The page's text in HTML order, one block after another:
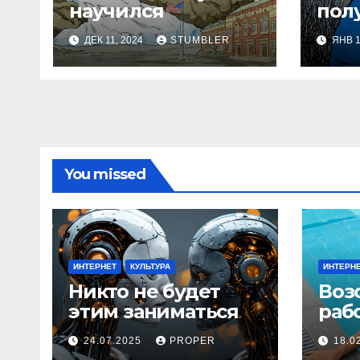
научился
ДЕК 11, 2024 STUMBLER ЯНВ
You missed
ИНТЕРНЕТ КУЛЬТУРА
Никто не будет
этим заниматься
24.07.2025 PROPER